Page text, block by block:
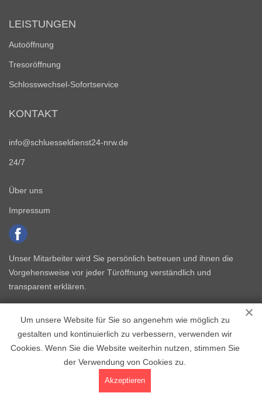
Um unsere Website für Sie so angenehm wie möglich zu
gestalten und kontinuierlich zu verbessern, verwenden wir
Cookies. Wenn Sie die Website weiterhin nutzen, stimmen Sie
der Verwendung von Cookies zu.
Akzeptieren
LEISTUNGEN
Autoöffnung
Tresoröffnung
Schlosswechsel-Sofortservice
KONTAKT
info@schluesseldienst24-nrw.de
24/7
Über uns
Impressum
Unser Mitarbeiter wird Sie persönlich betreuen und ihnen die
Vorgehensweise vor jeder Türöffnung verständlich und
transparent erklären.
Copyright © 2015 - 2026 Schlüsseldienst NRW